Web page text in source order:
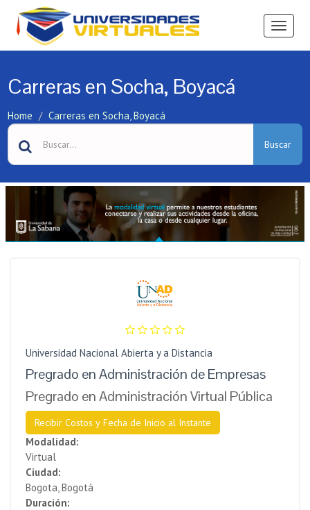
Ver
Carreras en Socha, Boyacá
Home Carreras en Socha, Boyacá
Buscar
Universidad Nacional Abierta y a Distancia
Pregrado en Administración de Empresas
Pregrado en Administración Virtual Pública
Recibir Costos y Fecha de Inicio al Instante
Modalidad:
Virtual
Ciudad:
Bogota, Bogotá
Duración: